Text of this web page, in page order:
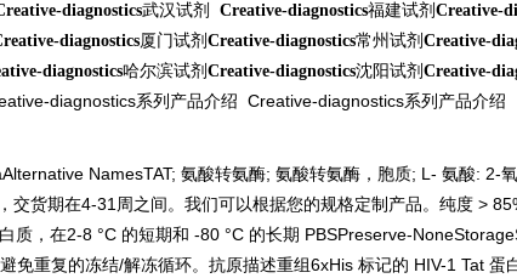
diagnostics武汉试剂 Creative-diagnostics福建试剂 Creative-
diagnostics厦门试剂 Creative-diagnostics常州试剂 Creative-
diagnostics哈尔滨试剂 Creative-diagnostics沈阳试剂 Creative-
diagnostics系列产品介绍 Creative-diagnostics系列产品介绍
NamesTAT; 氨酸转氨酶; 氨酸转氨酶，胞质; L- 氨酸: 2-
交货期在4-31 周之间。我们可以根据您的规格定制产品。纯度 >
质，在2-8 °C 的短期和 -80 °C 的长期 PBSPreserve-
免重复的冻结/解冻循环。抗原描述重组6xHis 标记的 HIV-1 Tat 蛋